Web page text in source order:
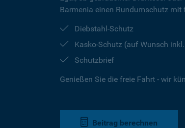
Barmenia einen Rundumschutz
Diebstahl-Schutz
Kasko-Schutz (auf Wunsch
Schutzbrief
Genießen Sie die freie Fahrt - wir
Beitrag berechnen